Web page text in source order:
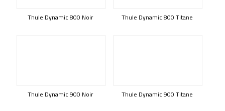
Thule Dynamic 800 Noir Thule Dynamic 800 Titane
Thule Dynamic 900 Noir Thule Dynamic 900 Titane